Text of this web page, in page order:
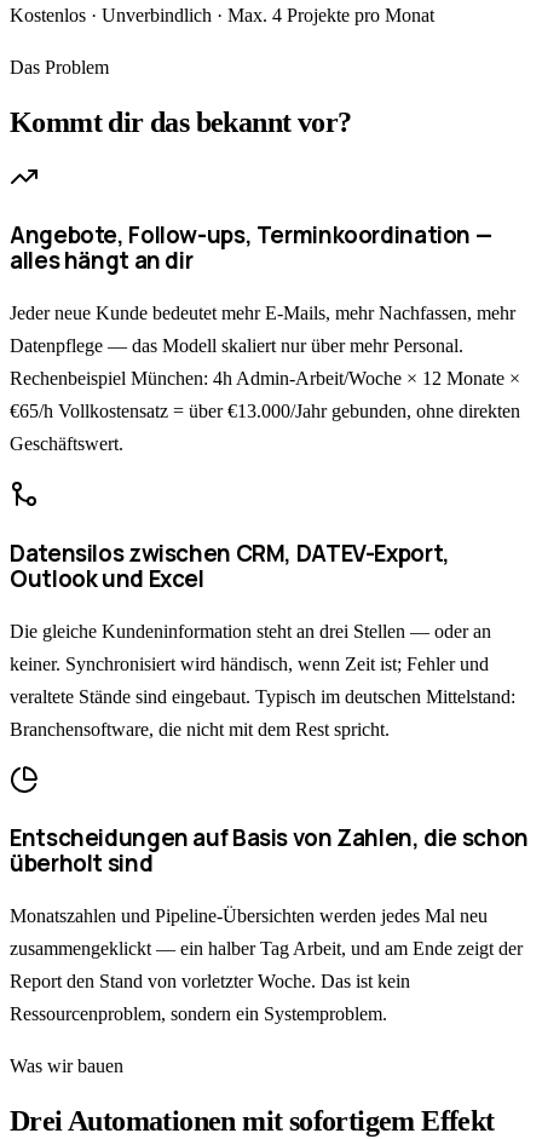
Kostenlos · Unverbindlich · Max. 4 Projekte pro Monat
Das Problem
Kommt dir das bekannt vor?
Angebote, Follow-ups, Terminkoordination —
alles hängt an dir
Jeder neue Kunde bedeutet mehr E-Mails, mehr Nachfassen, mehr
Datenpflege — das Modell skaliert nur über mehr Personal.
Rechenbeispiel München: 4h Admin-Arbeit/Woche × 12 Monate ×
€65/h Vollkostensatz = über €13.000/Jahr gebunden, ohne direkten
Geschäftswert.
Datensilos zwischen CRM, DATEV-Export,
Outlook und Excel
Die gleiche Kundeninformation steht an drei Stellen — oder an
keiner. Synchronisiert wird händisch, wenn Zeit ist; Fehler und
veraltete Stände sind eingebaut. Typisch im deutschen Mittelstand:
Branchensoftware, die nicht mit dem Rest spricht.
Entscheidungen auf Basis von Zahlen, die schon
überholt sind
Monatszahlen und Pipeline-Übersichten werden jedes Mal neu
zusammengeklickt — ein halber Tag Arbeit, und am Ende zeigt der
Report den Stand von vorletzter Woche. Das ist kein
Ressourcenproblem, sondern ein Systemproblem.
Was wir bauen
Drei Automationen mit sofortigem Effekt